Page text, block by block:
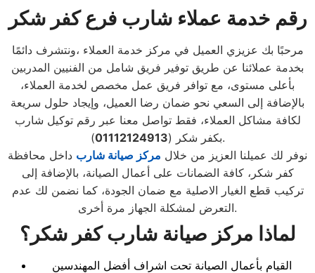
رقم خدمة عملاء شارب فرع كفر شكر
مرحبًا بك عزيزي العميل في مركز خدمة العملاء ،ونتشرف دائمًا
بخدمة عملائنا عن طريق توفير فريق شامل من الفنيين المدربين
بأعلى مستوى، مع توافر فريق عمل مخصص لخدمة العملاء،
بالإضافة إلى السعي نحو ضمان رضا العميل، وإيجاد حلول سريعة
لكافة مشاكل العملاء، فقط تواصل معنا عبر رقم توكيل شارب
بكفر شكر (01112124913
).
نوفر لك عميلنا العزيز من خلال مركز صيانة شارب داخل محافظة
كفر شكر، كافة الضمانات على أعمال الصيانة، بالإضافة إلى
تركيب قطع الغيار الاصلية مع ضمان الجودة، كما نضمن لك عدم
التعرض لمشكلة الجهاز مرة أخرى.
لماذا مركز صيانة شاربكفر شكر ؟
القيام بأعمال الصيانة تحت اشراف أفضل المهندسين